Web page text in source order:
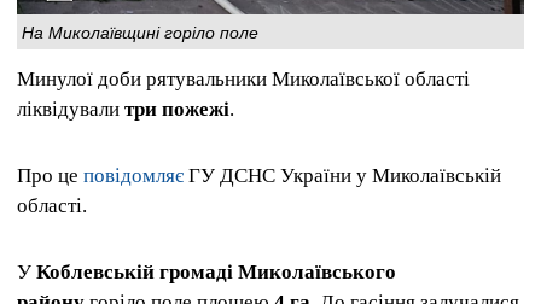
На Миколаївщині горіло поле
Минулої доби рятувальники Миколаївської області
ліквідували три пожежі.
Про це повідомляє ГУ ДСНС України у Миколаївській
області.
У Коблевській громаді Миколаївського